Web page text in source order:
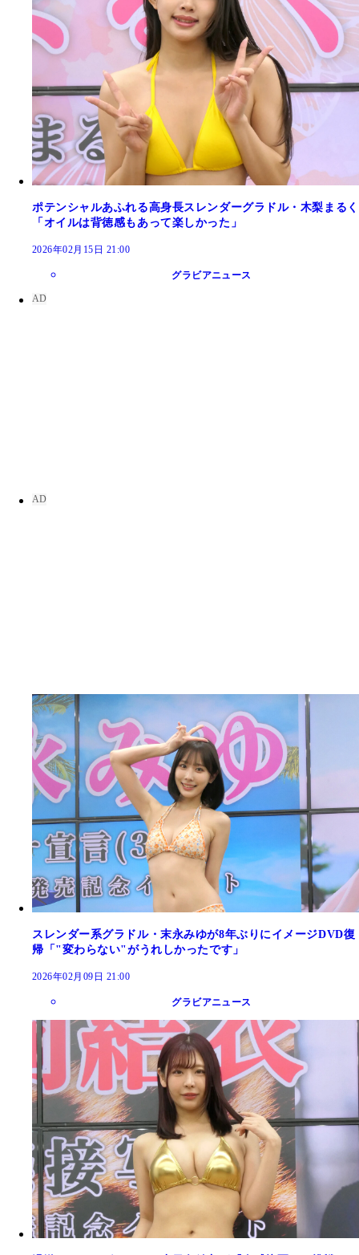
ポテンシャルあふれる高身長スレンダーグラドル・木梨まるく
「オイルは背徳感もあって楽しかった」
2026年02月15日 21:00
グラビアニュース
スレンダー系グラドル・末永みゆが8年ぶりにイメージDVD復
帰「"変わらない"がうれしかったです」
2026年02月09日 21:00
グラビアニュース